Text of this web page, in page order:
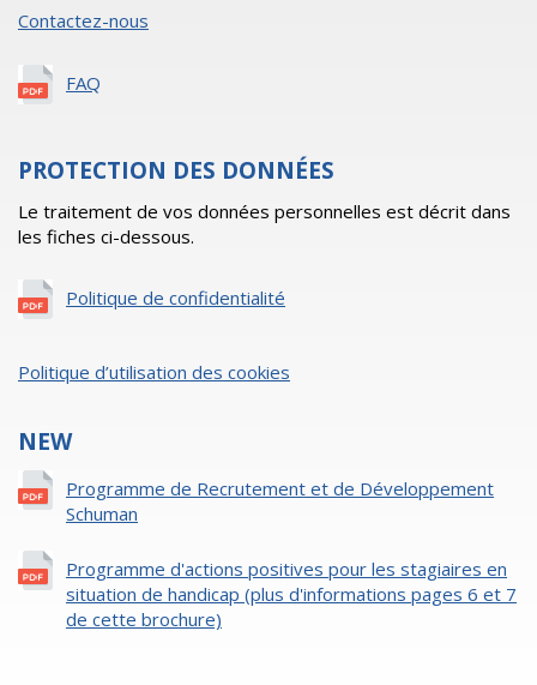
Contactez-nous
FAQ
PROTECTION DES DONNÉES
Le traitement de vos données personnelles est décrit dans
les fiches ci-dessous.
Politique de confidentialité
Politique d’utilisation des cookies
NEW
Programme de Recrutement et de Développement
Schuman
Programme d'actions positives pour les stagiaires en
situation de handicap (plus d'informations pages 6 et 7
de cette brochure)